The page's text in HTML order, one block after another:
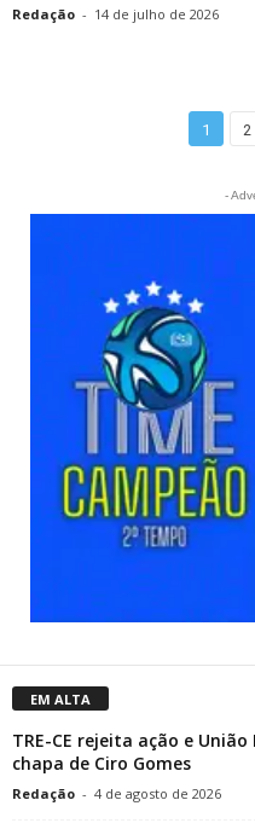
Redação - 14 de julho de 2026
1 2
-
EM ALTA
TRE-CE rejeita ação e
chapa de Ciro Gomes
Redação - 4 de agosto de 2026